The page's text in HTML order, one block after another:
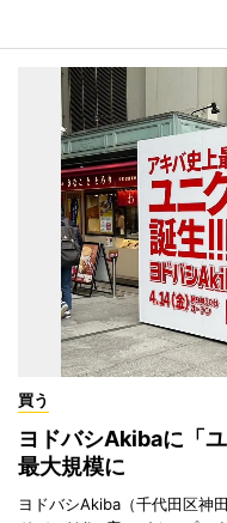
買う
ヨドバシAkibaに「
最大規模に
ヨドバシAkiba（千代田区神